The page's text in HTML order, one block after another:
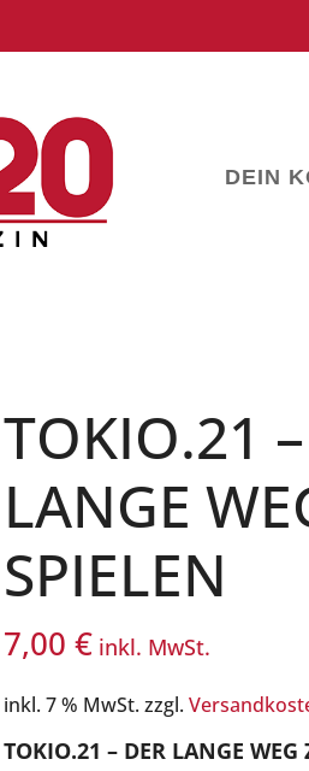
DEIN
TOKIO.21
LANGE
SPIELEN
7,00 € inkl. MwSt.
inkl. 7 % MwSt. zzgl.
TOKIO.21 – DER LANGE WEG